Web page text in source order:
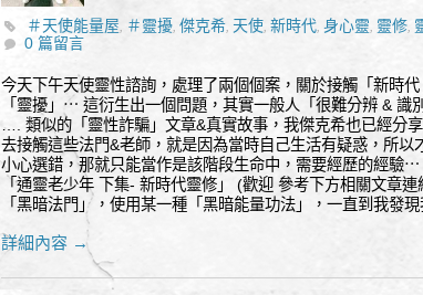
＃天使能量屋, ＃靈擾, 傑克希, 天使, 新時代, 身心靈, 靈修,
0 篇留言
今天下午天使靈性諮詢，處理了兩個個案，關於接觸「新時
「靈擾」⋯ 這衍生出一個問題，其實一般人「很難分辨 & 識
…. 類似的「靈性詐騙」文章&真實故事，我傑克希也已經分
去接觸這些法門&老師，就是因為當時自己生活有疑惑，所以
小心選錯，那就只能當作是該階段生命中，需要經歷的經驗⋯
「通靈老少年 下集- 新時代靈修」 (歡迎 參考下方相關文章
「黑暗法門」，使用某一種「黑暗能量功法」，一直到我發現
詳細內容 →